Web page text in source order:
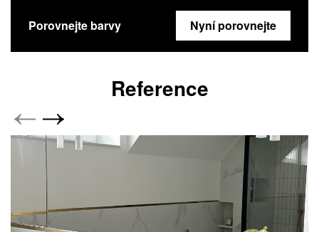
Porovnejte barvy Nyní porovnejte
Reference